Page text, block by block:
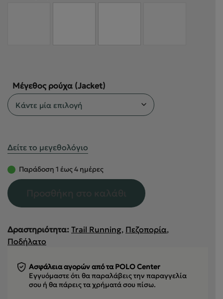
Μέγεθος ρούχα (Jacket)
Δείτε το μεγεθολόγιο
Παράδοση 1 έως 4 ημέρες
Δραστηριότητα: Trail Running, Πεζοπορία,
Ποδήλατο
Ασφάλεια αγορών από τα POLO Center
Εγγυόμαστε ότι θα παραλάβεις την παραγγελία
σου ή θα πάρεις τα χρήματά σου πίσω.